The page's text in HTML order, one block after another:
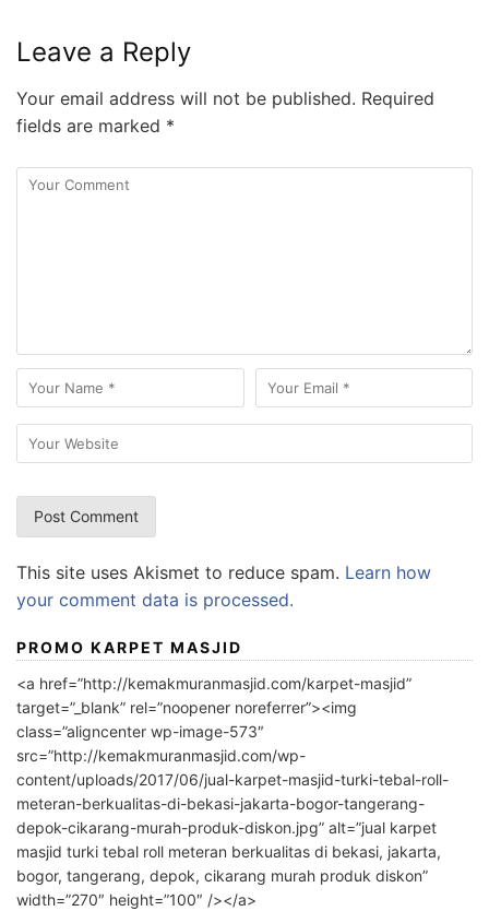
Leave a Reply
Your email address will not be published. Required
fields are marked *
This site uses Akismet to reduce spam. Learn how
your comment data is processed.
PROMO KARPET MASJID
<a href=”http://kemakmuranmasjid.com/karpet-masjid”
target=”_blank” rel=”noopener noreferrer”><img
class=”aligncenter wp-image-573″
src=”http://kemakmuranmasjid.com/wp-
content/uploads/2017/06/jual-karpet-masjid-turki-tebal-roll-
meteran-berkualitas-di-bekasi-jakarta-bogor-tangerang-
depok-cikarang-murah-produk-diskon.jpg” alt=”jual karpet
masjid turki tebal roll meteran berkualitas di bekasi, jakarta,
bogor, tangerang, depok, cikarang murah produk diskon”
width=”270″ height=”100″ /></a>